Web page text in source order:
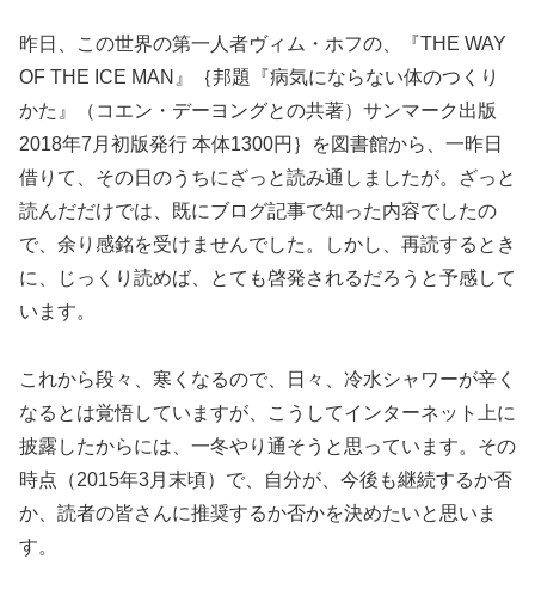
昨日、この世界の第一人者ヴィム・ホフの、『THE WAY
OF THE ICE MAN』｛邦題『病気にならない体のつくり
かた』（コエン・デーヨングとの共著）サンマーク出版
2018年7月初版発行 本体1300円｝を図書館から、一昨日
借りて、その日のうちにざっと読み通しましたが。ざっと
読んだだけでは、既にブログ記事で知った内容でしたの
で、余り感銘を受けませんでした。しかし、再読するとき
に、じっくり読めば、とても啓発されるだろうと予感して
います。
これから段々、寒くなるので、日々、冷水シャワーが辛く
なるとは覚悟していますが、こうしてインターネット上に
披露したからには、一冬やり通そうと思っています。その
時点（2015年3月末頃）で、自分が、今後も継続するか否
か、読者の皆さんに推奨するか否かを決めたいと思いま
す。